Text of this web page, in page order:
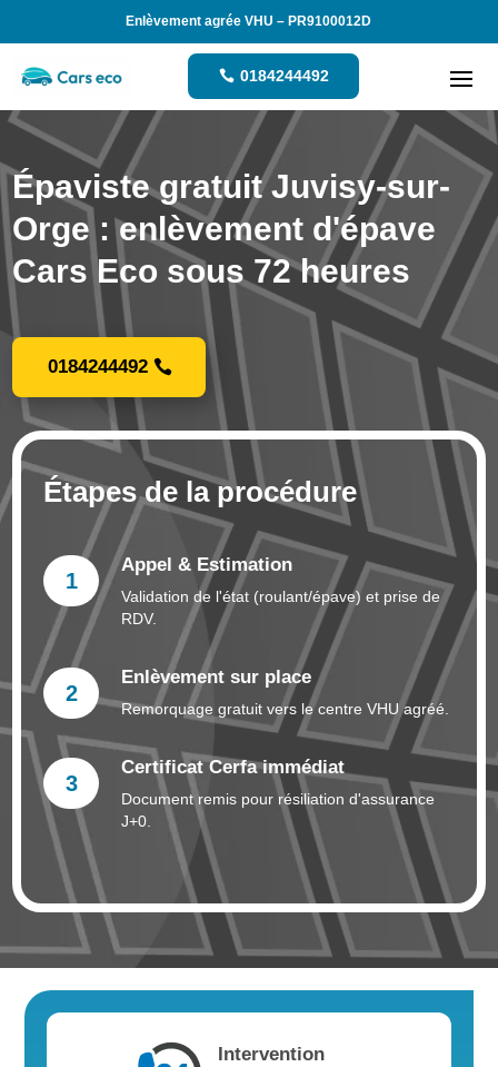
Enlèvement agrée VHU – PR9100012D
0184244492
Épaviste gratuit Juvisy-sur-
Orge : enlèvement d'épave
Cars Eco sous 72 heures
0184244492
Étapes de la procédure
1
Appel & Estimation
Validation de l'état (roulant/épave) et prise de
RDV.
2
Enlèvement sur place
Remorquage gratuit vers le centre VHU agréé.
3
Certificat Cerfa immédiat
Document remis pour résiliation d'assurance
J+0.
Intervention